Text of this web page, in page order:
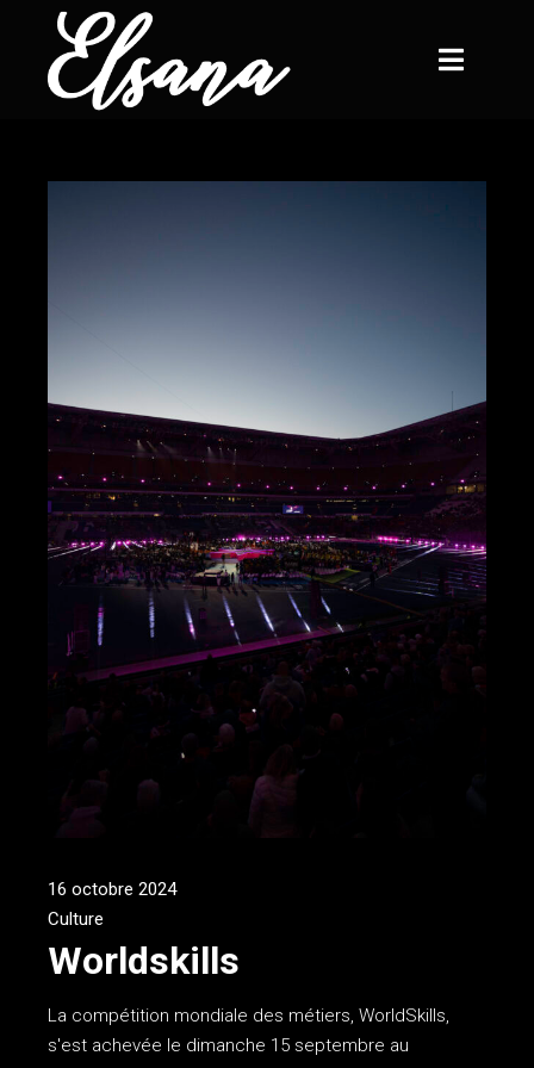
16 octobre 2024
Culture
Worldskills
La compétition mondiale des métiers, WorldSkills,
s'est achevée le dimanche 15 septembre au